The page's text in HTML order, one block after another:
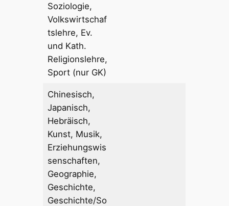
Soziologie,
Volkswirtschaf
tslehre, Ev.
und Kath.
Religionslehre,
Sport (nur GK)
Chinesisch,
Japanisch,
Hebräisch,
Kunst, Musik,
Erziehungswis
senschaften,
Geographie,
Geschichte,
Geschichte/So